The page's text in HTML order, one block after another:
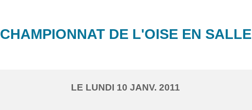
CHAMPIONNAT DE L'OISE EN SALLE
LE LUNDI 10 JANV. 2011